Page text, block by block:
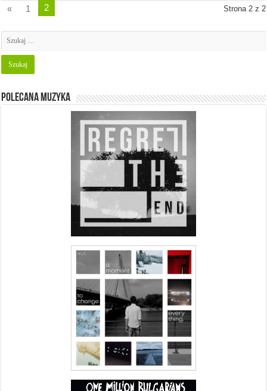
Strona 2 z 2
« 1 2
Polecana muzyka